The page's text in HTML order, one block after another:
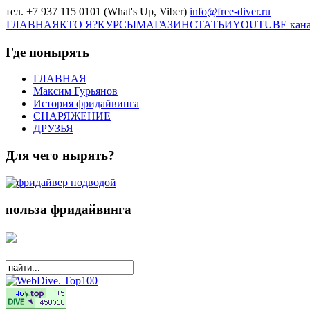
тел. +7 937 115 0101 (What's Up, Viber) info@free-diver.ru
ГЛАВНАЯКТО Я?КУРСЫМАГАЗИНСТАТЬИYOUTUBE
Где понырять
ГЛАВНАЯ
Максим Гурьянов
История фридайвинга
СНАРЯЖЕНИЕ
ДРУЗЬЯ
Для чего нырять?
польза фридайвинга